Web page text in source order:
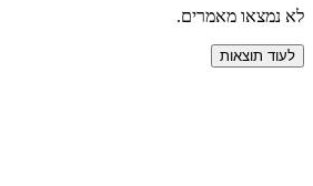
לא נמצאו מאמרים.
לעוד תוצאות